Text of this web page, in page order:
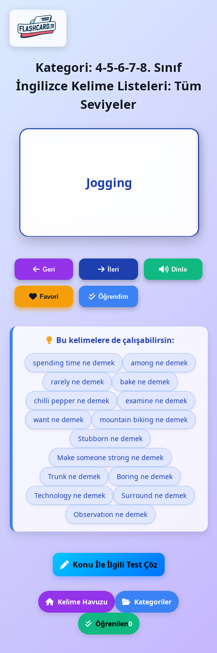
Kategori: 4-5-6-7-8. Sınıf
İngilizce Kelime Listeleri: Tüm
Seviyeler
Jogging
Tempolu yürüyüş/ koşu
Geri İleri Dinle
Favori Öğrendim
Bu kelimelere de çalışabilirsin:
spending time ne demek among ne demek
rarely ne demek bake ne demek
chilli pepper ne demek examine ne demek
want ne demek mountain biking ne demek
Stubborn ne demek
Make someone strong ne demek
Trunk ne demek Boring ne demek
Technology ne demek Surround ne demek
Observation ne demek
Konu İle İlgili Test Çöz
Kelime Havuzu Kategoriler
Öğrenilen0